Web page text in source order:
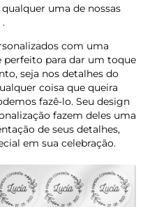
uma de nossas
.
com uma
perfeito para dar um toque
seja nos detalhes do
coisa que queira
fazê-lo. Seu design
fazem deles uma
de seus detalhes,
em sua celebração.